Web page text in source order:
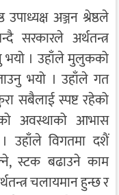
अञ्जन श्रेष्ठले
सरकारले अर्थतन्त्र
भयो । उहाँले मुलुकको
भयो । उहाँले गत
सबैलाई स्पष्ट रहेको
अवस्थाको आभास
उहाँले विगतमा दशैं
स्टक बढाउने काम
चलायमान हुन्छ र